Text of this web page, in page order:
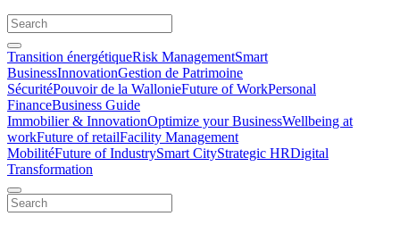
Transition énergétiqueRisk ManagementSmart
BusinessInnovationGestion de Patrimoine
SécuritéPouvoir de la WallonieFuture of WorkPersonal
FinanceBusiness Guide
Immobilier & InnovationOptimize your BusinessWellbeing at
workFuture of retailFacility Management
MobilitéFuture of IndustrySmart CityStrategic HRDigital
Transformation